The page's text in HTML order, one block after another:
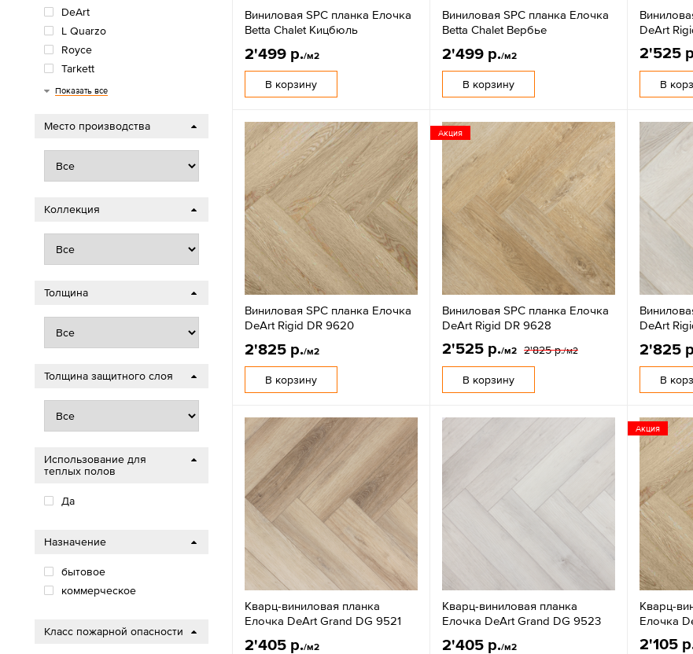
Виниловая SPC планка Елочка
Betta Chalet Кицбюль
2'499 р./м2
В корзину
Виниловая SPC планка Елочка
Betta Chalet Вербье
2'499 р./м2
В корзину
DeArt
2'525
В
Виниловая SPC планка Елочка
DeArt Rigid DR 9620
2'825 р./м2
В корзину
Акция
Виниловая SPC планка Елочка
DeArt Rigid DR 9628
2'525 р./м2 2'825 р./м2
В корзину
DeArt
2'825
В
Кварц-виниловая планка
Елочка DeArt Grand DG 9521
2'405 р./м2
Кварц-виниловая планка
Елочка DeArt Grand DG 9523
2'405 р./м2
Акция
Кварц-
Елочка
2'105
DeArt
L Quarzo
Royce
Tarkett
Timber
Кронапласт
Показать все
Место производства
Коллекция
Толщина
Толщина защитного слоя
Использование для
теплых полов
Да
Назначение
бытовое
коммерческое
Класс пожарной опасности